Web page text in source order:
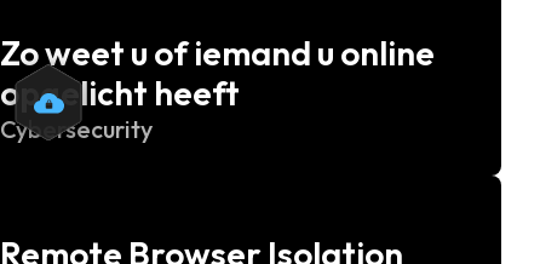
Zo weet u of iemand u online
opgelicht heeft
Cybersecurity
Remote Browser Isolation